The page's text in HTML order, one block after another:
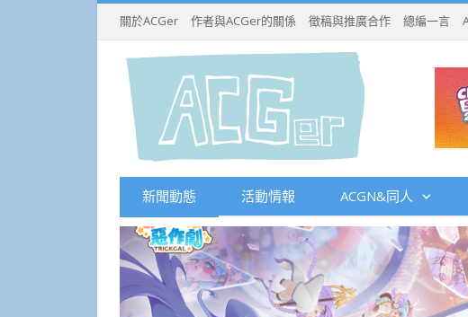
關於ACGer 作者與ACGer的關係 徵稿與推廣合作 總編一言
新聞動態 活動情報 ACGN&同人